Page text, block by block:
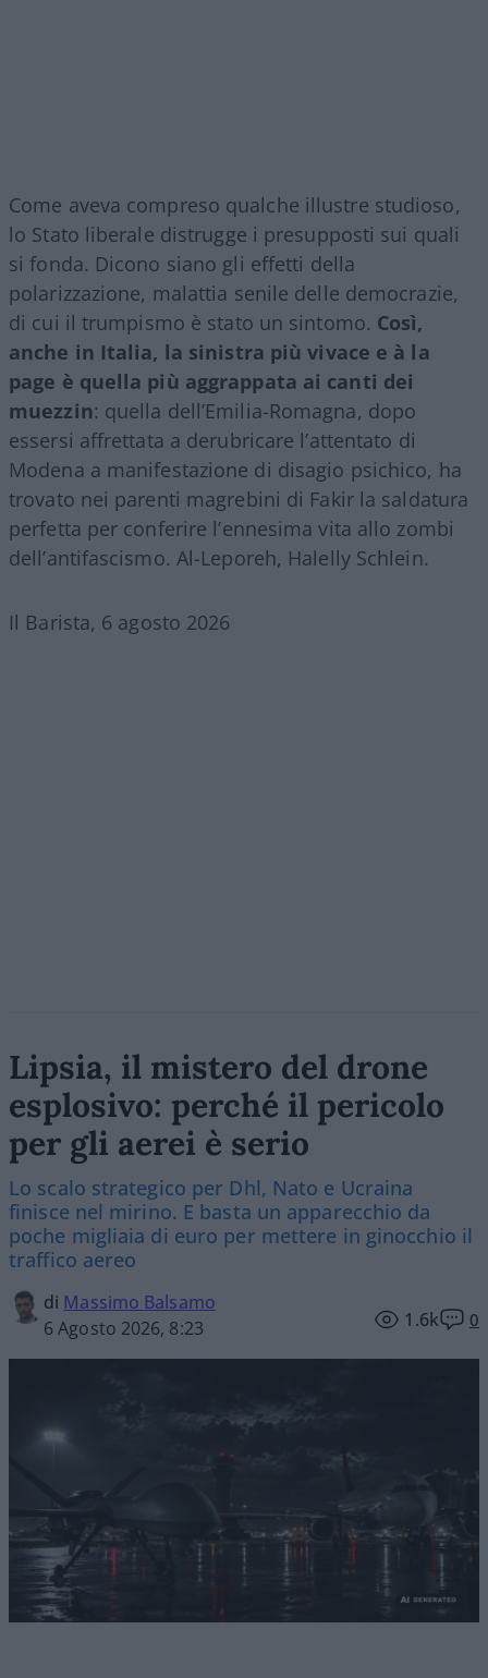
Come aveva compreso qualche illustre studioso,
lo Stato liberale distrugge i presupposti sui quali
si fonda. Dicono siano gli effetti della
polarizzazione, malattia senile delle democrazie,
di cui il trumpismo è stato un sintomo. Così,
anche in Italia, la sinistra più vivace e à la
page è quella più aggrappata ai canti dei
muezzin: quella dell’Emilia-Romagna, dopo
essersi affrettata a derubricare l’attentato di
Modena a manifestazione di disagio psichico, ha
trovato nei parenti magrebini di Fakir la saldatura
perfetta per conferire l’ennesima vita allo zombi
dell’antifascismo. Al-Leporeh, Halelly Schlein.
Il Barista, 6 agosto 2026
Lipsia, il mistero del drone
esplosivo: perché il pericolo
per gli aerei è serio
Lo scalo strategico per Dhl, Nato e Ucraina
finisce nel mirino. E basta un apparecchio da
poche migliaia di euro per mettere in ginocchio il
traffico aereo
di Massimo Balsamo
6 Agosto 2026, 8:23
1.6k 0